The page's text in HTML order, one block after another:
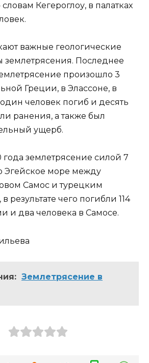
Кегероглоу, в палатках
важные геологические
землетрясения. Последнее
произошло 3
Греции, в Элассоне, в
один человек погиб и десять
ранения, а также был
ущерб.
года землетрясение силой 7
Эгейское море между
Самос и турецким
результате чего погибли 114
и два человека в Самосе.
Землетрясение в